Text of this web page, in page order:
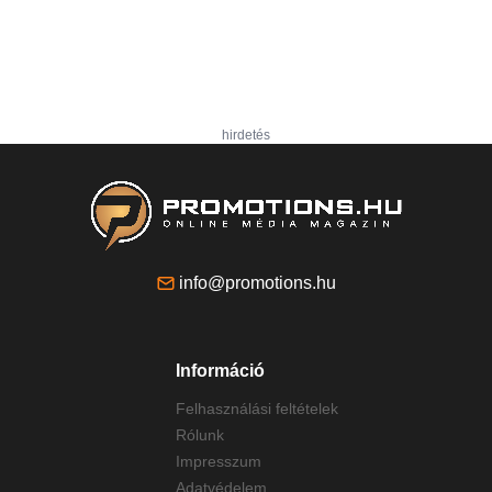
hirdetés
info@promotions.hu
Információ
Felhasználási feltételek
Rólunk
Impresszum
Adatvédelem